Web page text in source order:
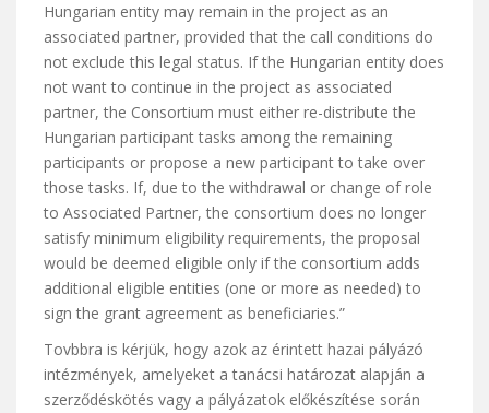
Hungarian entity may remain in the project as an
associated partner, provided that the call conditions do
not exclude this legal status. If the Hungarian entity does
not want to continue in the project as associated
partner, the Consortium must either re-distribute the
Hungarian participant tasks among the remaining
participants or propose a new participant to take over
those tasks. If, due to the withdrawal or change of role
to Associated Partner, the consortium does no longer
satisfy minimum eligibility requirements, the proposal
would be deemed eligible only if the consortium adds
additional eligible entities (one or more as needed) to
sign the grant agreement as beneficiaries.”
Tovbbra is kérjük, hogy azok az érintett hazai pályázó
intézmények, amelyeket a tanácsi határozat alapján a
szerződéskötés vagy a pályázatok előkészítése során